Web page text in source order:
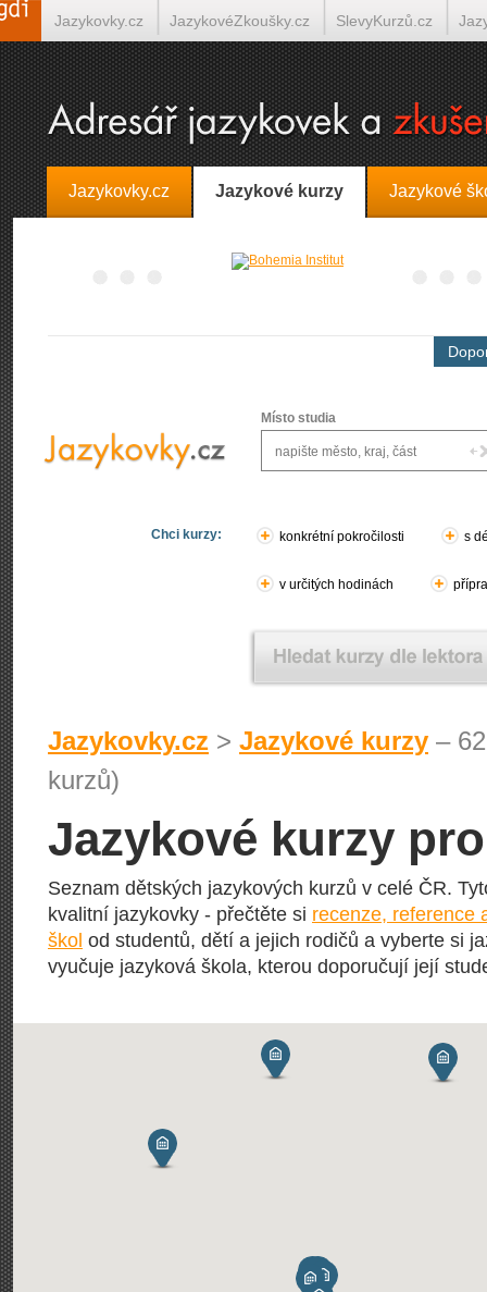
Jazykovky.cz Jazykové kurzy Jazykové
Místo studia
Chci kurzy: konkrétní pokročilosti s
v určitých hodinách
Jazykovky.cz > Jazykové kurzy –
kurzů)
Jazykové kurzy
Seznam dětských jazykových kurzů v celé ČR.
kvalitní jazykovky - přečtěte si recenze, reference
škol od studentů, dětí a jejich rodičů a vyberte si
vyučuje jazyková škola, kterou doporučují její
Jazykovky.cz JazykovéZkoušky.cz SlevyKurzů.cz
Španělština on-line Italština on-line Tlumočení-